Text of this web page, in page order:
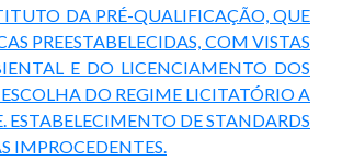
DA PRÉ-QUALIFICAÇÃO, QUE
PREESTABELECIDAS, COM VISTAS
E DO LICENCIAMENTO DOS
DO REGIME LICITATÓRIO A
DE STANDARDS
IMPROCEDENTES.